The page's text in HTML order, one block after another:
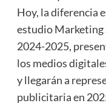
Hoy, la diferencia
estudio
2024-2025,
los medios
y llegarán a
publicitaria en